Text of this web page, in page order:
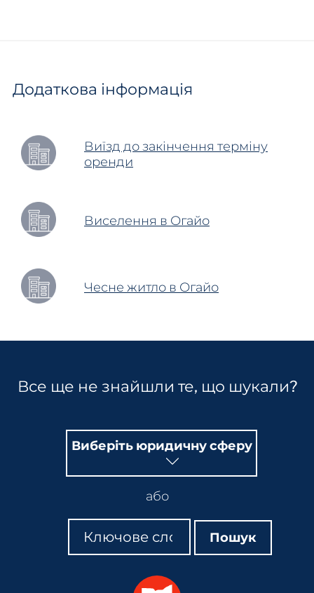
Додаткова інформація
Виїзд до закінчення терміну
оренди
Виселення в Огайо
Чесне житло в Огайо
Все ще не знайшли те, що шукали?
Виберіть юридичну сферу
або
Пошук
Пошук Пошук